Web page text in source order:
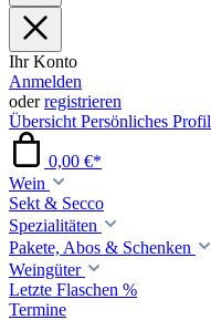
Ihr Konto
Anmelden
oderregistrieren
Übersicht Persönliches Profil
0,00 €*
Wein
Sekt & Secco
Spezialitäten
Pakete, Abos & Schenken
Weingüter
Letzte Flaschen %
Termine